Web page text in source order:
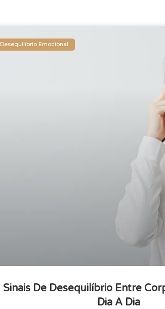
Desequilíbrio Emocional
Sinais De Desequilíbrio Entre
Dia A Dia